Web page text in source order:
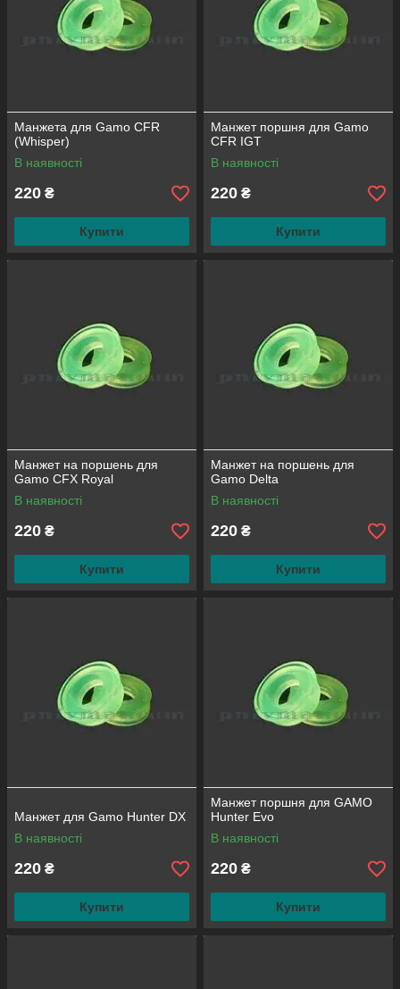
Манжета для Gamo CFR
(Whisper)
В наявності
220 ₴
Купити
Манжет поршня для Gamo
CFR IGT
В наявності
220 ₴
Купити
Манжет на поршень для
Gamo CFX Royal
В наявності
220 ₴
Купити
Манжет на поршень для
Gamo Delta
В наявності
220 ₴
Купити
Манжет для Gamo Hunter DX
В наявності
220 ₴
Купити
Манжет поршня для GAMO
Hunter Evo
В наявності
220 ₴
Купити